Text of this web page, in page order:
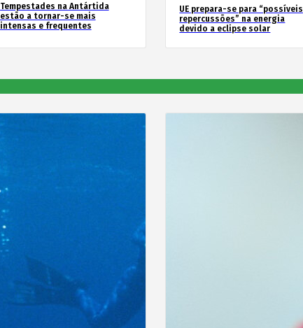
Tempestades na Antártida
estão a tornar-se mais
intensas e frequentes
UE prepara-se para “possíveis
repercussões” na energia
devido a eclipse solar